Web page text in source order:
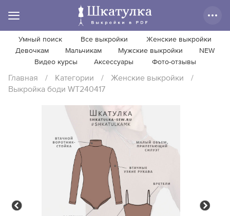
Умный поиск Все выкройки
Женские выкройки
Девочкам
Мальчикам Мужские выкройки
NEW
Видео курсы
Аксессуары Фото-отзывы
Главная / Категории / Женские выкройки
/
Выкройка боди WT240417